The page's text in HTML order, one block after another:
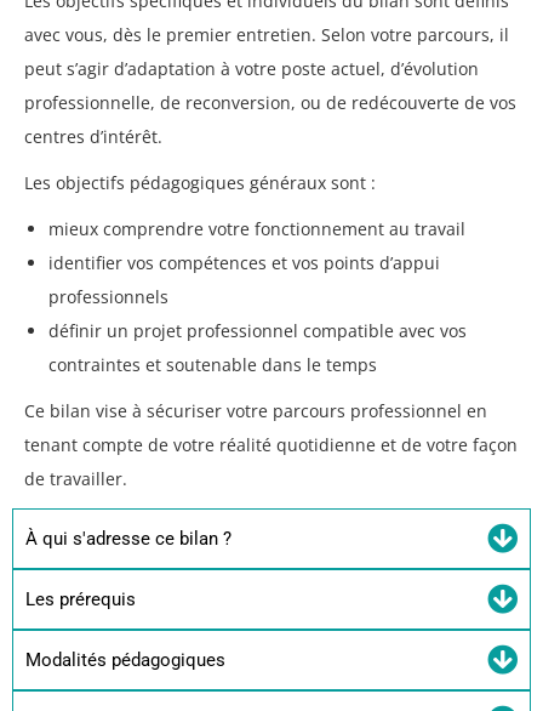
avec vous, dès le premier entretien. Selon votre parcours, il
peut s’agir d’adaptation à votre poste actuel, d’évolution
professionnelle, de reconversion, ou de redécouverte de vos
centres d’intérêt.
Les objectifs pédagogiques généraux sont :
mieux comprendre votre fonctionnement au travail
identifier vos compétences et vos points d’appui
professionnels
définir un projet professionnel compatible avec vos
contraintes et soutenable dans le temps
Ce bilan vise à sécuriser votre parcours professionnel en
tenant compte de votre réalité quotidienne et de votre façon
de travailler.
À qui s'adresse ce bilan ?
Les prérequis
Modalités pédagogiques